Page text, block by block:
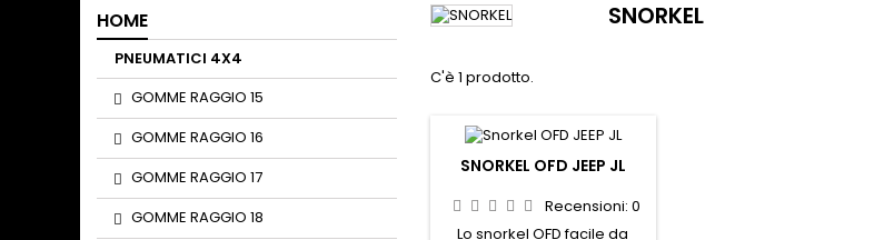
HOME
PNEUMATICI 4X4
GOMME RAGGIO 15
GOMME RAGGIO 16
GOMME RAGGIO 17
GOMME RAGGIO 18
SNORKEL
C'è 1 prodotto.
SNORKEL OFD JEEP JL
Recensioni: 0
Lo snorkel OFD facile da